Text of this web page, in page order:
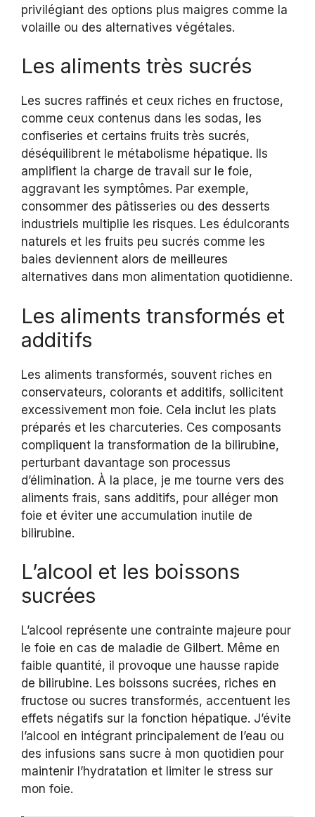
privilégiant des options plus maigres comme la
volaille ou des alternatives végétales.
Les aliments très sucrés
Les sucres raffinés et ceux riches en fructose,
comme ceux contenus dans les sodas, les
confiseries et certains fruits très sucrés,
déséquilibrent le métabolisme hépatique. Ils
amplifient la charge de travail sur le foie,
aggravant les symptômes. Par exemple,
consommer des pâtisseries ou des desserts
industriels multiplie les risques. Les édulcorants
naturels et les fruits peu sucrés comme les
baies deviennent alors de meilleures
alternatives dans mon alimentation quotidienne.
Les aliments transformés et
additifs
Les aliments transformés, souvent riches en
conservateurs, colorants et additifs, sollicitent
excessivement mon foie. Cela inclut les plats
préparés et les charcuteries. Ces composants
compliquent la transformation de la bilirubine,
perturbant davantage son processus
d’élimination. À la place, je me tourne vers des
aliments frais, sans additifs, pour alléger mon
foie et éviter une accumulation inutile de
bilirubine.
L’alcool et les boissons
sucrées
L’alcool représente une contrainte majeure pour
le foie en cas de maladie de Gilbert. Même en
faible quantité, il provoque une hausse rapide
de bilirubine. Les boissons sucrées, riches en
fructose ou sucres transformés, accentuent les
effets négatifs sur la fonction hépatique. J’évite
l’alcool en intégrant principalement de l’eau ou
des infusions sans sucre à mon quotidien pour
maintenir l’hydratation et limiter le stress sur
mon foie.